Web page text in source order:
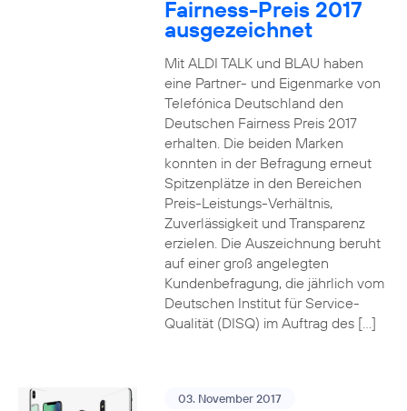
Fairness-Preis 2017
ausgezeichnet
Mit ALDI TALK und BLAU haben
eine Partner- und Eigenmarke von
Telefónica Deutschland den
Deutschen Fairness Preis 2017
erhalten. Die beiden Marken
konnten in der Befragung erneut
Spitzenplätze in den Bereichen
Preis-Leistungs-Verhältnis,
Zuverlässigkeit und Transparenz
erzielen. Die Auszeichnung beruht
auf einer groß angelegten
Kundenbefragung, die jährlich vom
Deutschen Institut für Service-
Qualität (DISQ) im Auftrag des […]
03. November 2017